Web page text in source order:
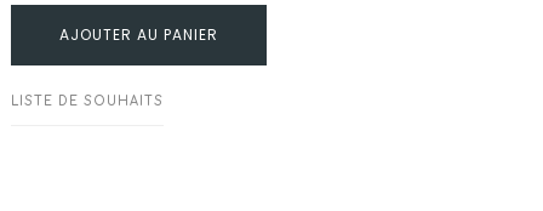
AJOUTER AU PANIER
LISTE DE SOUHAITS